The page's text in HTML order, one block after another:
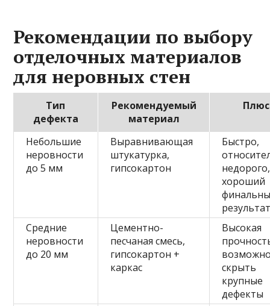
Рекомендации по выбору
отделочных материалов
для неровных стен
Тип
дефекта
Рекомендуемый
материал
Небольшие
неровности
до 5 мм
Выравнивающая
штукатурка,
гипсокартон
Быстро,
недорого,
хороший
Средние
неровности
до 20 мм
Цементно-
песчаная смесь,
гипсокартон +
каркас
Высокая
скрыть
крупные
дефекты